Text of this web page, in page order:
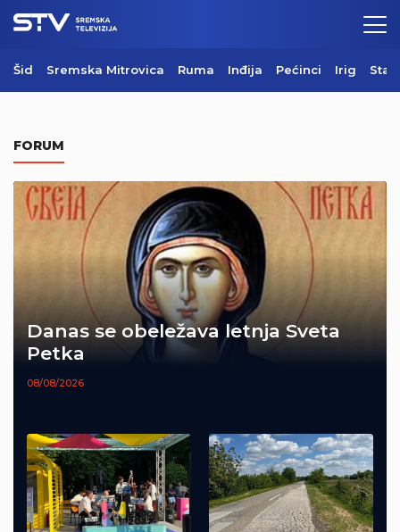
Šid Sremska Mitrovica Ruma Inđija Pećinci Irig
FORUM
Danas se obeležava letnja Sveta
Petka
08/08/2026